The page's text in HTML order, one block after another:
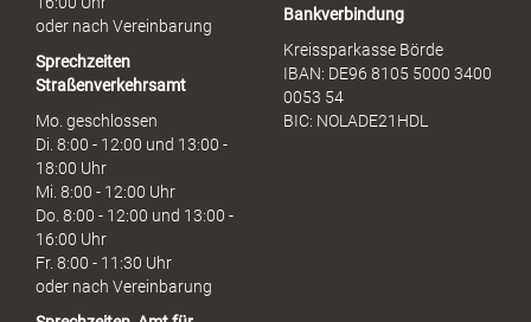
oder nach Vereinbarung
Sprechzeiten
Straßenverkehrsamt
Mo. geschlossen
Di. 8:00 - 12:00 und 13:00 -
18:00 Uhr
Mi. 8:00 - 12:00 Uhr
Do. 8:00 - 12:00 und 13:00 -
16:00 Uhr
Fr. 8:00 - 11:30 Uhr
oder nach Vereinbarung
Bankverbindung
Kreissparkasse Börde
IBAN: DE96 8105 5000 3400
0053 54
BIC: NOLADE21HDL